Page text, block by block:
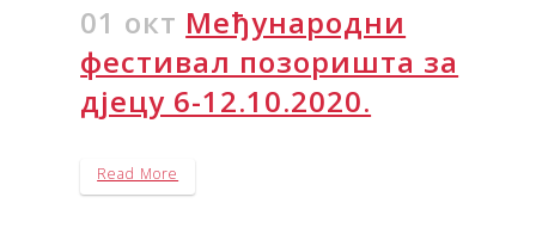
01 окт Међународни
фестивал позоришта за
дјецу 6-12.10.2020.
Read More